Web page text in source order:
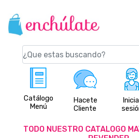
Catálogo
Menú
Hacete
Cliente
TODO NUESTRO CATALOGO